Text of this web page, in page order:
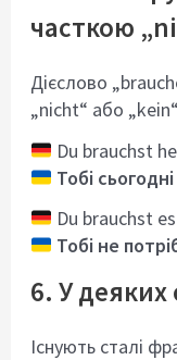
часткою
Дієслово
„nicht“ або
Du brauchst
Тобі
Du brauchst
Тобі не
6. У деяких
Існують сталі